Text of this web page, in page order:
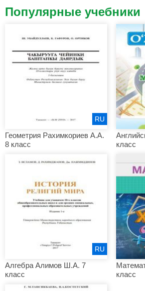
Популярные учебники
Геометрия Рахимкориев А.А.
8 класс
RU
класс
Алгебра Алимов Ш.А. 7
класс
RU
класс